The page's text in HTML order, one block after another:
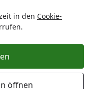
in den Cookie-
öffnen